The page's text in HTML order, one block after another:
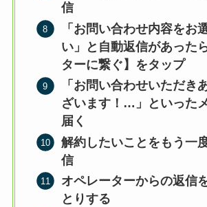
信
「お問い合わせ内容をお
い」と自動返信があった
ターに繋ぐ】をタップ
「お問い合わせいただき
ざいます！…」といった
届く
解約したいことをもう一
信
オペレーターからの返信
とりする